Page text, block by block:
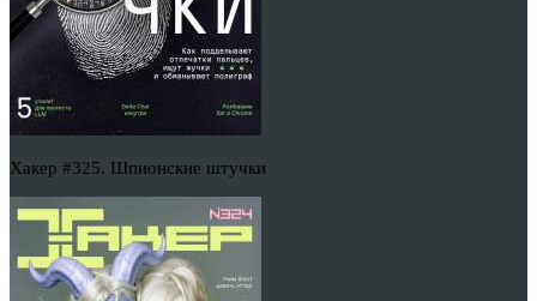
Хакер #325. Шпионские штучки